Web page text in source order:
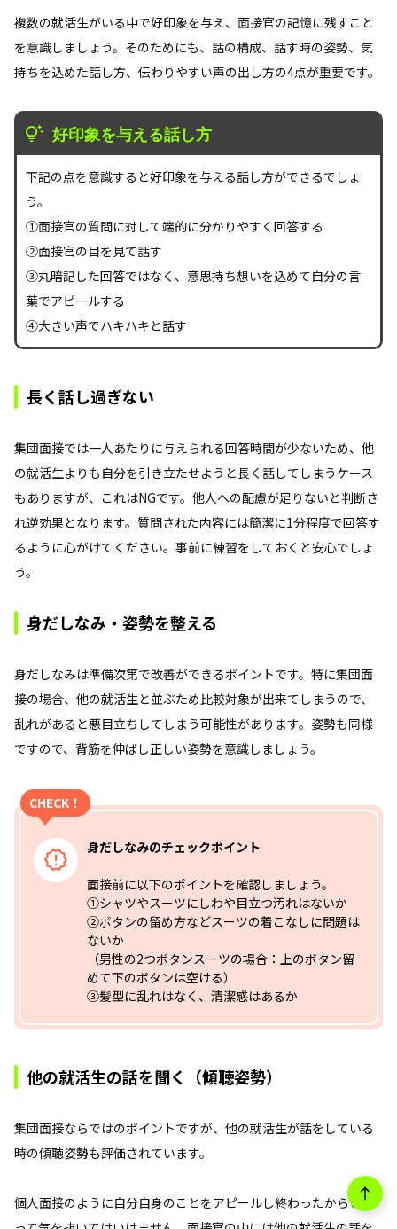
複数の就活生がいる中で好印象を与え、面接官の記憶に残すこと
を意識しましょう。そのためにも、話の構成、話す時の姿勢、気
持ちを込めた話し方、伝わりやすい声の出し方の4点が重要です。
好印象を与える話し方
下記の点を意識すると好印象を与える話し方ができるでしょ
う。
①面接官の質問に対して端的に分かりやすく回答する
②面接官の目を見て話す
③丸暗記した回答ではなく、意思持ち想いを込めて自分の言
葉でアピールする
④大きい声でハキハキと話す
長く話し過ぎない
集団面接では一人あたりに与えられる回答時間が少ないため、他
の就活生よりも自分を引き立たせようと長く話してしまうケース
もありますが、これはNGです。他人への配慮が足りないと判断さ
れ逆効果となります。質問された内容には簡潔に1分程度で回答す
るように心がけてください。事前に練習をしておくと安心でしょ
う。
身だしなみ・姿勢を整える
身だしなみは準備次第で改善ができるポイントです。特に集団面
接の場合、他の就活生と並ぶため比較対象が出来てしまうので、
乱れがあると悪目立ちしてしまう可能性があります。姿勢も同様
ですので、背筋を伸ばし正しい姿勢を意識しましょう。
CHECK！
身だしなみのチェックポイント
面接前に以下のポイントを確認しましょう。
①シャツやスーツにしわや目立つ汚れはないか
②ボタンの留め方などスーツの着こなしに問題は
ないか
（男性の2つボタンスーツの場合：上のボタン留
めて下のボタンは空ける）
③髪型に乱れはなく、清潔感はあるか
他の就活生の話を聞く（傾聴姿勢）
集団面接ならではのポイントですが、他の就活生が話をしている
時の傾聴姿勢も評価されています。
個人面接のように自分自身のことをアピールし終わったからとい